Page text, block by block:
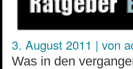
3. August 2011 | von
Was in den